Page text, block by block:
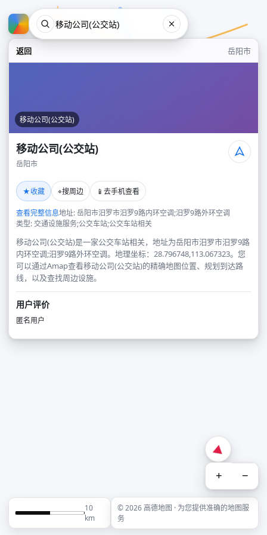
返回 岳阳市
移动公司(公交站)
移动公司(公交站)
岳阳市
★收藏 ⌖搜周边 📱 去手机查看
查看完整信息地址: 岳阳市汨罗市汨罗9路内环空调;汨罗9路外环空调
类型: 交通设施服务;公交车站;公交车站相关
移动公司(公交站)是一家公交车站相关，地址为岳阳市汨罗市汨罗9路
内环空调;汨罗9路外环空调。地理坐标：28.796748,113.067323。您
可以通过Amap查看移动公司(公交站)的精确地图位置、规划到达路
线，以及查找周边设施。
用户评价
匿名用户
+ −
10
km
© 2026 高德地图 · 为您提供准确的地图服
务